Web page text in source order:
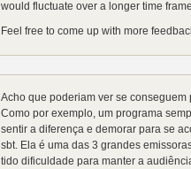
would fluctuate over a longer time
Feel free to come up with more
Acho que poderiam ver se
Como por exemplo, um programa
sentir a diferença e demorar para se
sbt. Ela é uma das 3 grandes
tido dificuldade para manter a